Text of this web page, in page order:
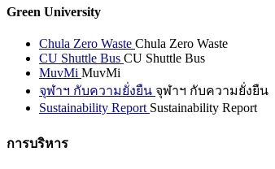
Green University
Chula Zero Waste Chula Zero Waste
CU Shuttle Bus CU Shuttle Bus
MuvMi MuvMi
จุฬาฯ กับความยั่งยืน จุฬาฯ กับความยั่งยืน
Sustainability Report Sustainability Report
การบริหาร